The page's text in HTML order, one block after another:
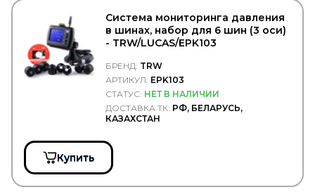
SV
SWF
TABOC
TangDe
Technische Trumpf (НПО Химсинтез)
TECHNO BRAKE
TEMPLIN
TERMAL
Система мониторинга давления
в шинах, набор для 6 шин (3 оси)
- TRW/LUCAS/EPK103
БРЕНД: TRW
АРТИКУЛ: EPK103
СТАТУС: НЕТ В НАЛИЧИИ
ДОСТАВКА ТК: РФ, БЕЛАРУСЬ,
КАЗАХСТАН
Купить